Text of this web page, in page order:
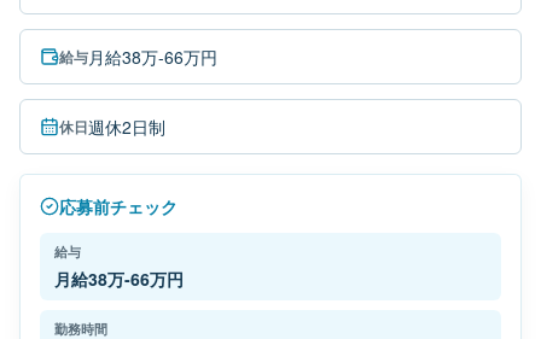
給与月給38万-66万円
休日週休2日制
応募前チェック
給与
月給38万-66万円
勤務時間